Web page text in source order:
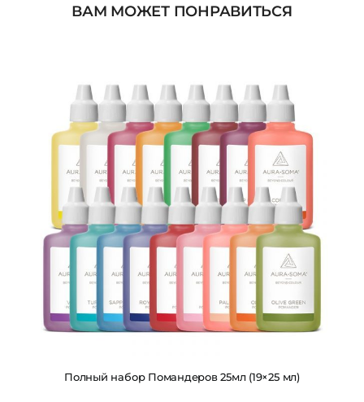
ВАМ МОЖЕТ ПОНРАВИТЬСЯ
Полный набор Помандеров 25мл (19×25 мл)